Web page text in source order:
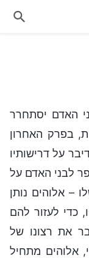
האדם יסתחרר
בפרק האחרון
על דרישותיו
לבני האדם על
– אלוהים נותן
כדי לעזור להם
את רצונו של
אלוהים מתחיל